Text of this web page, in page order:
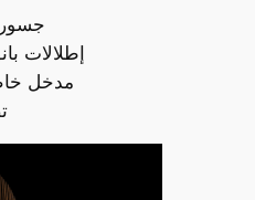
جسور
إطلالات
مدخل